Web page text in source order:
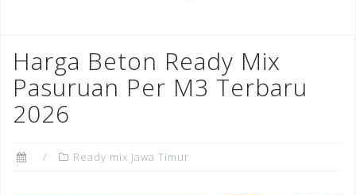
Harga Beton Ready Mix
Pasuruan Per M3 Terbaru
2026
Ready mix Jawa Timur